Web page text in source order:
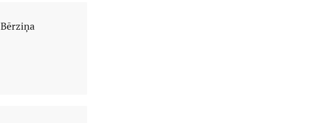
Bērziņa